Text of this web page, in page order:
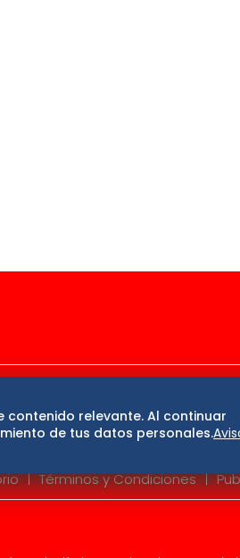
Consultas
Términos y Condiciones
contenido relevante. Al continuar
de tus datos personales.